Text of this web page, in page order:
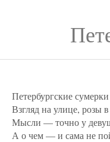
Петербургские
Взгляд на улице, розы
Мысли — точно у
А о чем — и сама не